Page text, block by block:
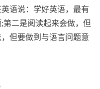
语说：学好英语，最有
二是阅读起来会做，但
但要做到与语言问题意